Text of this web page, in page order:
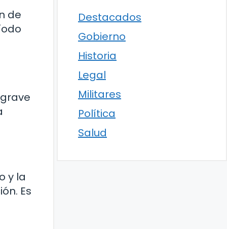
de
y la
Es
Destacados
Gobierno
Historia
Legal
Militares
Política
Salud